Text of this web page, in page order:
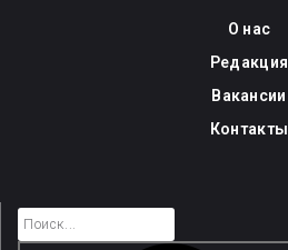
О нас
Редакция
Вакансии
Контакты